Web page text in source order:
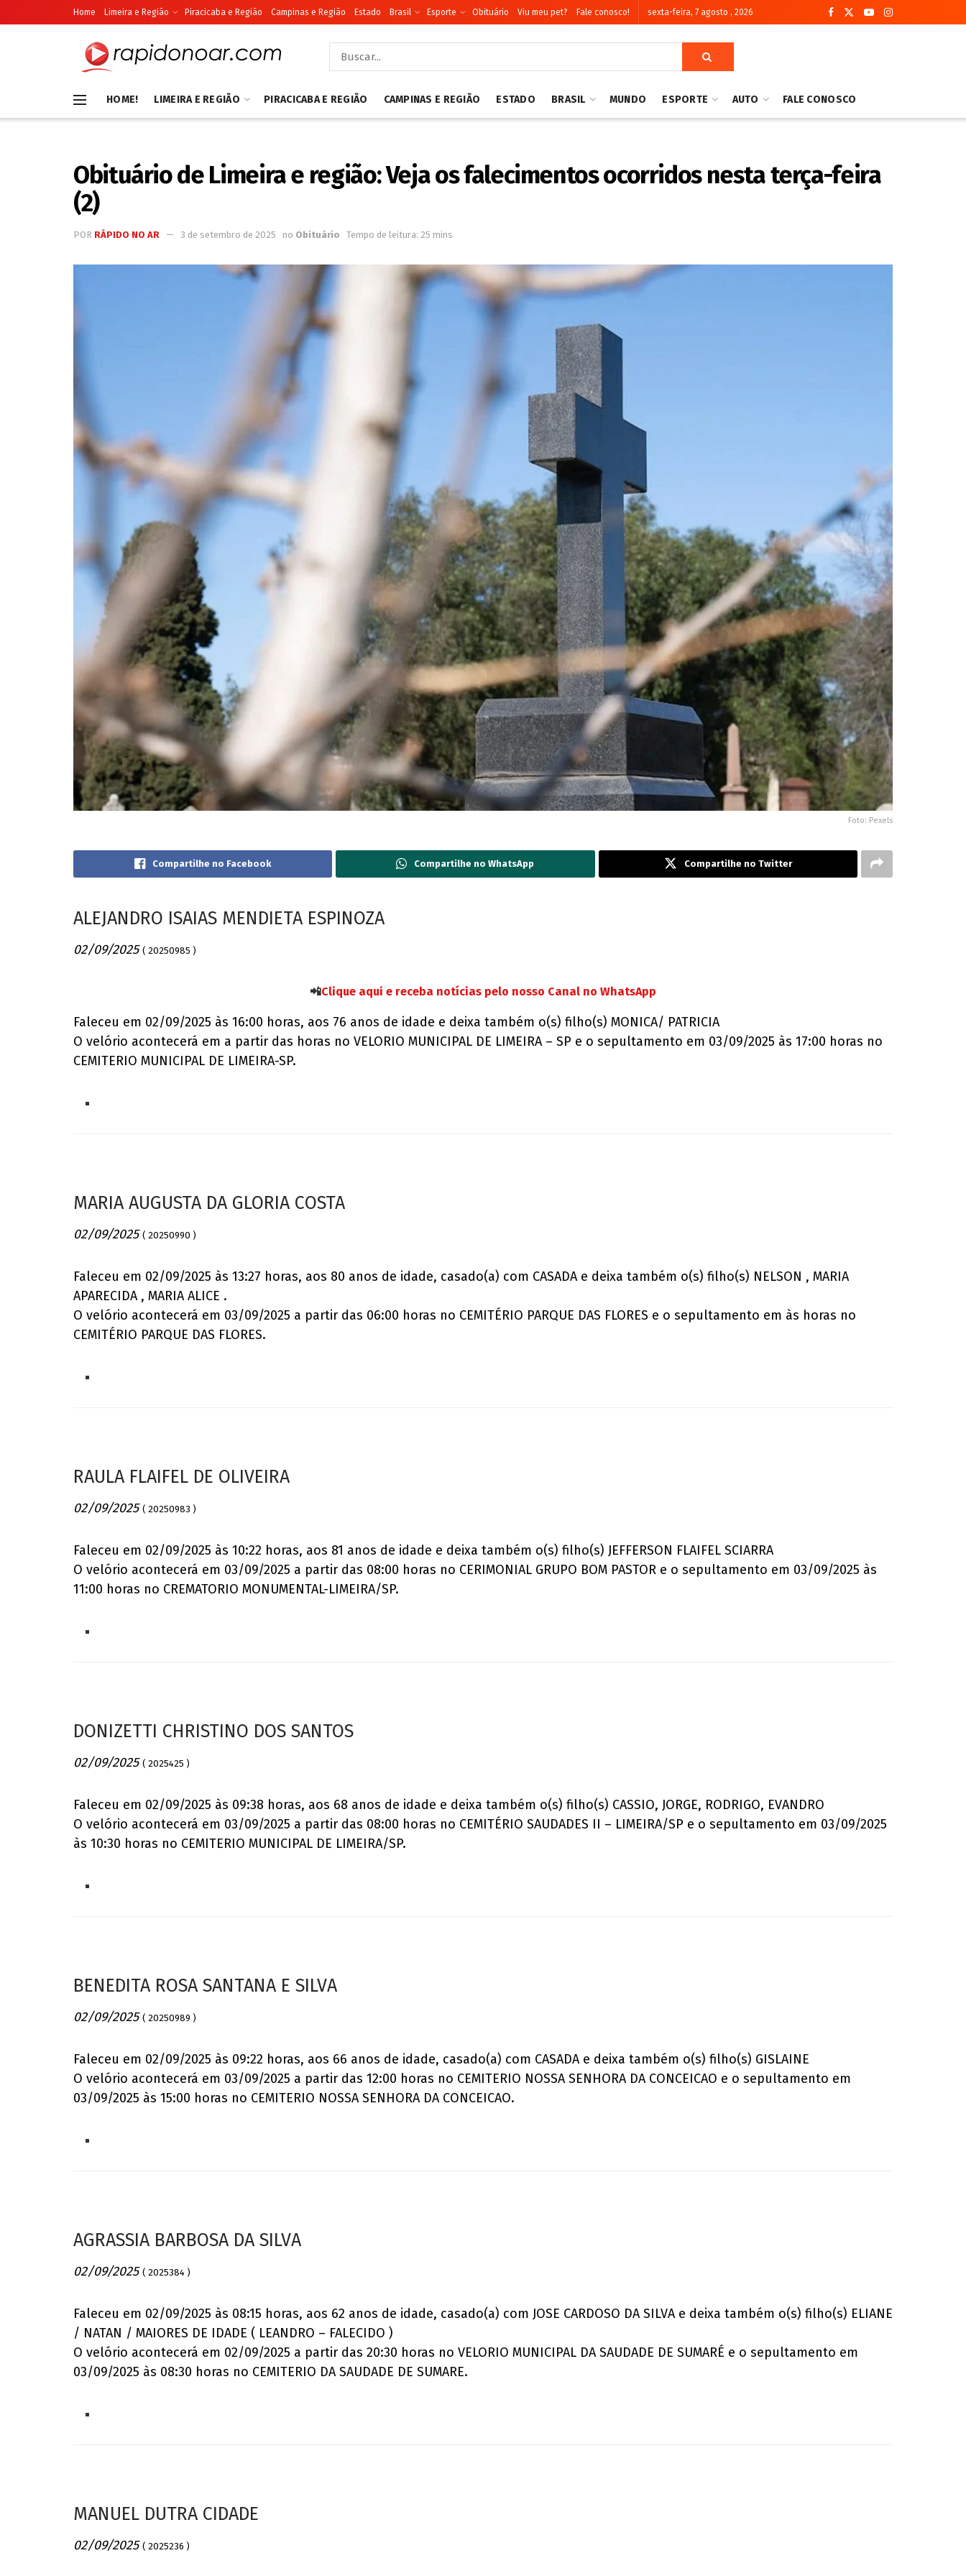
Home Limeira e Região Piracicaba e Região Campinas e Região Estado Brasil Esporte Obituário Viu meu pet? Fale conosco! sexta-feira, 7 agosto , 2026
HOME! LIMEIRA E REGIÃO PIRACICABA E REGIÃO CAMPINAS E REGIÃO ESTADO BRASIL MUNDO ESPORTE AUTO FALE CONOSCO
Obituário de Limeira e região: Veja os falecimentos ocorridos nesta terça-feira
(2)
POR RÁPIDO NO AR 3 de setembro de 2025 no Obituário Tempo de leitura: 25 mins
Foto: Pexels
Compartilhe no Facebook Compartilhe no WhatsApp Compartilhe no Twitter
ALEJANDRO ISAIAS MENDIETA ESPINOZA
02/09/2025 ( 20250985 )
📲Clique aqui e receba notícias pelo nosso Canal no WhatsApp
Faleceu em 02/09/2025 às 16:00 horas, aos 76 anos de idade e deixa também o(s) filho(s) MONICA/ PATRICIA
O velório acontecerá em a partir das horas no VELORIO MUNICIPAL DE LIMEIRA – SP e o sepultamento em 03/09/2025 às 17:00 horas no
CEMITERIO MUNICIPAL DE LIMEIRA-SP.
MARIA AUGUSTA DA GLORIA COSTA
02/09/2025 ( 20250990 )
Faleceu em 02/09/2025 às 13:27 horas, aos 80 anos de idade, casado(a) com CASADA e deixa também o(s) filho(s) NELSON , MARIA
APARECIDA , MARIA ALICE .
O velório acontecerá em 03/09/2025 a partir das 06:00 horas no CEMITÉRIO PARQUE DAS FLORES e o sepultamento em às horas no
CEMITÉRIO PARQUE DAS FLORES.
RAULA FLAIFEL DE OLIVEIRA
02/09/2025 ( 20250983 )
Faleceu em 02/09/2025 às 10:22 horas, aos 81 anos de idade e deixa também o(s) filho(s) JEFFERSON FLAIFEL SCIARRA
O velório acontecerá em 03/09/2025 a partir das 08:00 horas no CERIMONIAL GRUPO BOM PASTOR e o sepultamento em 03/09/2025 às
11:00 horas no CREMATORIO MONUMENTAL-LIMEIRA/SP.
DONIZETTI CHRISTINO DOS SANTOS
02/09/2025 ( 2025425 )
Faleceu em 02/09/2025 às 09:38 horas, aos 68 anos de idade e deixa também o(s) filho(s) CASSIO, JORGE, RODRIGO, EVANDRO
O velório acontecerá em 03/09/2025 a partir das 08:00 horas no CEMITÉRIO SAUDADES II – LIMEIRA/SP e o sepultamento em 03/09/2025
às 10:30 horas no CEMITERIO MUNICIPAL DE LIMEIRA/SP.
BENEDITA ROSA SANTANA E SILVA
02/09/2025 ( 20250989 )
Faleceu em 02/09/2025 às 09:22 horas, aos 66 anos de idade, casado(a) com CASADA e deixa também o(s) filho(s) GISLAINE
O velório acontecerá em 03/09/2025 a partir das 12:00 horas no CEMITERIO NOSSA SENHORA DA CONCEICAO e o sepultamento em
03/09/2025 às 15:00 horas no CEMITERIO NOSSA SENHORA DA CONCEICAO.
AGRASSIA BARBOSA DA SILVA
02/09/2025 ( 2025384 )
Faleceu em 02/09/2025 às 08:15 horas, aos 62 anos de idade, casado(a) com JOSE CARDOSO DA SILVA e deixa também o(s) filho(s) ELIANE
/ NATAN / MAIORES DE IDADE ( LEANDRO – FALECIDO )
O velório acontecerá em 02/09/2025 a partir das 20:30 horas no VELORIO MUNICIPAL DA SAUDADE DE SUMARÉ e o sepultamento em
03/09/2025 às 08:30 horas no CEMITERIO DA SAUDADE DE SUMARE.
MANUEL DUTRA CIDADE
02/09/2025 ( 2025236 )